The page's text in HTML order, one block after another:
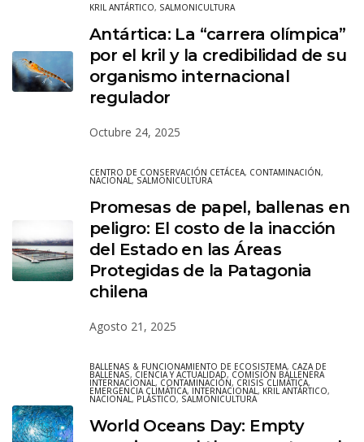
KRIL ANTÁRTICO, SALMONICULTURA
Antártica: La “carrera olímpica”
por el kril y la credibilidad de su
organismo internacional
regulador
Octubre 24, 2025
CENTRO DE CONSERVACIÓN CETÁCEA, CONTAMINACIÓN,
NACIONAL, SALMONICULTURA
Promesas de papel, ballenas en
peligro: El costo de la inacción
del Estado en las Áreas
Protegidas de la Patagonia
chilena
Agosto 21, 2025
BALLENAS & FUNCIONAMIENTO DE ECOSISTEMA, CAZA DE
BALLENAS, CIENCIA Y ACTUALIDAD, COMISIÓN BALLENERA
INTERNACIONAL, CONTAMINACIÓN, CRISIS CLIMÁTICA,
EMERGENCIA CLIMÁTICA, INTERNACIONAL, KRIL ANTÁRTICO,
NACIONAL, PLÁSTICO, SALMONICULTURA
World Oceans Day: Empty